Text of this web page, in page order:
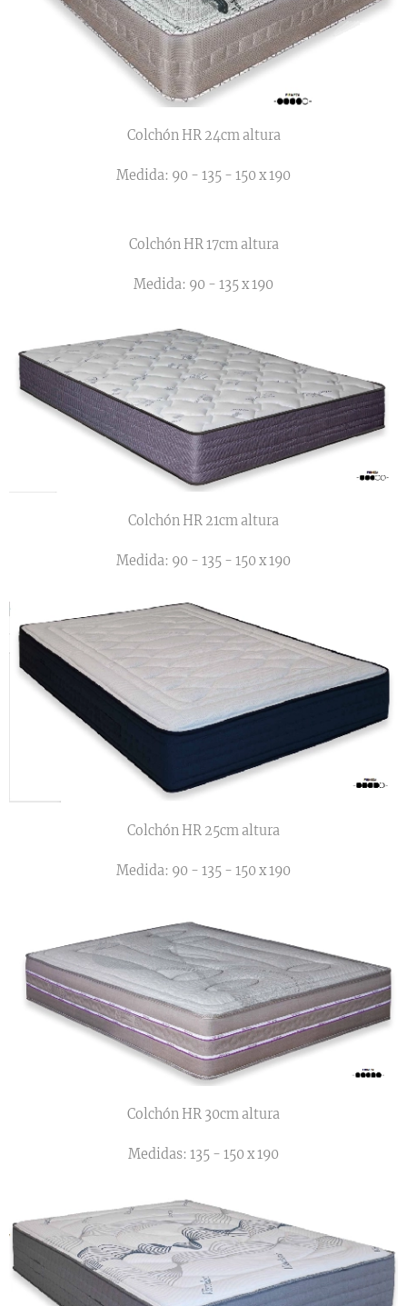
Colchón HR 24cm altura
Medida: 90 - 135 - 150 x 190
Colchón HR 17cm altura
Medida: 90 - 135 x 190
Colchón HR 21cm altura
Medida: 90 - 135 - 150 x 190
Colchón HR 25cm altura
Medida: 90 - 135 - 150 x 190
Colchón HR 30cm altura
Medidas: 135 - 150 x 190